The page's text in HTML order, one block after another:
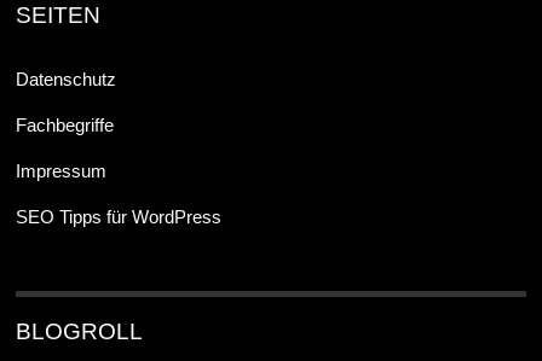
SEITEN
Datenschutz
Fachbegriffe
Impressum
SEO Tipps für WordPress
BLOGROLL